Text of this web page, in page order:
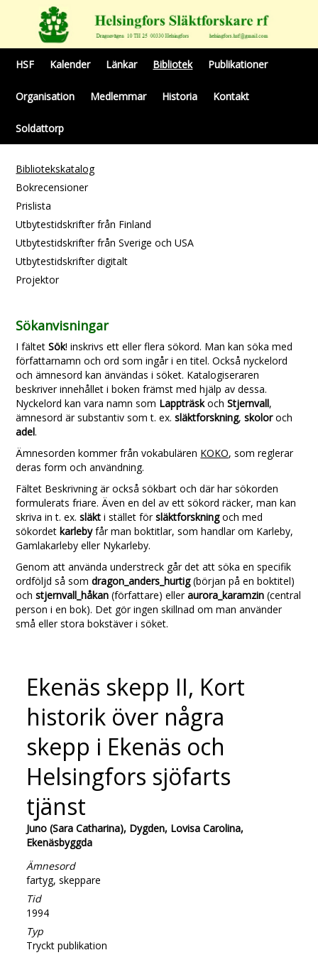
HSF Kalender Länkar Bibliotek Publikationer
Organisation Medlemmar Historia Kontakt
Soldattorp
Bibliotekskatalog
Bokrecensioner
Prislista
Utbytestidskrifter från Finland
Utbytestidskrifter från Sverige och USA
Utbytestidskrifter digitalt
Projektor
Sökanvisningar
I fältetSök! inskrivs ett eller flera sökord. Man kan söka med
författarnamn och ord som ingår i en titel. Också nyckelord
och ämnesord kan änvändas i söket. Katalogiseraren
beskriver innehållet i boken främst med hjälp av dessa.
Nyckelord kan vara namn som LappträskochStjernvall,
ämnesord är substantiv som t. ex.släktforskning,skoloroch
adel.
Ämnesorden kommer från vokabulären KOKO, som reglerar
deras form och användning.
Fältet Beskrivning är också sökbart och där har sökorden
formulerats friare. Även en del av ett sökord räcker, man kan
skriva in t. ex.släkti stället försläktforskningoch med
sökordetkarlebyfår man boktitlar, som handlar om Karleby,
Gamlakarleby eller Nykarleby.
Genom att använda understreck går det att söka en specifik
ordföljd så somdragon_anders_hurtig(början på en boktitel)
ochstjernvall_håkan (författare) elleraurora_karamzin (central
person i en bok). Det gör ingen skillnad om man använder
små eller stora bokstäver i söket.
Ekenäs skepp II, Kort
historik över några
skepp i Ekenäs och
Helsingfors sjöfarts
tjänst
Juno (Sara Catharina), Dygden, Lovisa Carolina,
Ekenäsbyggda
Ämnesord
fartyg, skeppare
Tid
1994
Typ
Tryckt publikation